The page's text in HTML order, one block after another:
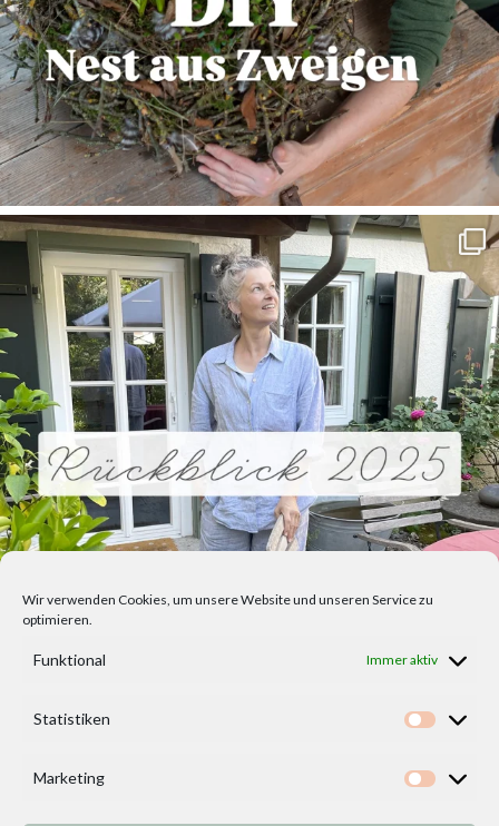
Wir verwenden Cookies, um unsere Website und unseren Service zu
optimieren.
Funktional Immer aktiv
Statistiken
Marketing